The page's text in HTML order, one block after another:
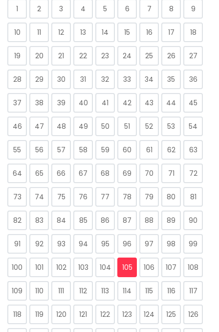
1 2 3 4 5 6 7 8 9
10 11 12 13 14 15 16 17 18
19 20 21 22 23 24 25 26 27
28 29 30 31 32 33 34 35 36
37 38 39 40 41 42 43 44 45
46 47 48 49 50 51 52 53 54
55 56 57 58 59 60 61 62 63
64 65 66 67 68 69 70 71 72
73 74 75 76 77 78 79 80 81
82 83 84 85 86 87 88 89 90
91 92 93 94 95 96 97 98 99
100 101 102 103 104 105 106 107 108
109 110 111 112 113 114 115 116 117
118 119 120 121 122 123 124 125 126